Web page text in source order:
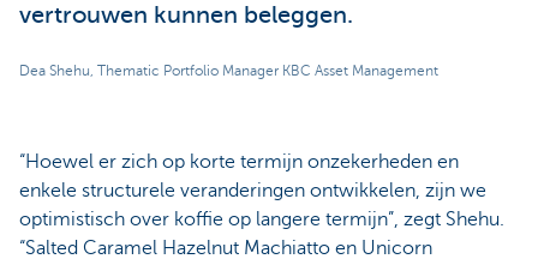
vertrouwen kunnen beleggen.
Dea Shehu, Thematic Portfolio Manager KBC Asset Management
“Hoewel er zich op korte termijn onzekerheden en
enkele structurele veranderingen ontwikkelen, zijn we
optimistisch over koffie op langere termijn”, zegt Shehu.
“Salted Caramel Hazelnut Machiatto en Unicorn